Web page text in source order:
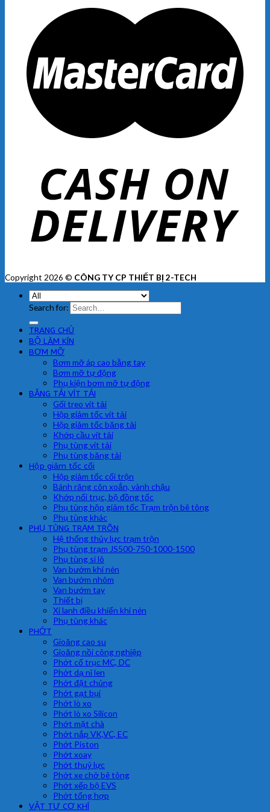
Copyright 2026 © CÔNG TY CP THIẾT BỊ 2-TECH
Search for:
TRANG CHỦ
BỘ LÀM KÍN
BƠM MỠ
Bơm mỡ áp cao bằng tay
Bơm mỡ tự động
Phụ kiện bơm mỡ tự động
BĂNG TẢI VÍT TẢI
Gối treo vít tải
Hộp giảm tốc vít tải
Hộp giảm tốc băng tải
Khớp cầu vít tải
Phụ tùng vít tải
Phụ tùng băng tải
Hộp giảm tốc cối
Hộp giảm tốc cối trộn
Bánh răng côn xoắn, vành chậu
Khớp nối trục, bộ đồng tốc
Phụ tùng hộp giảm tốc Trạm trộn bê tông
Phụ tùng khác
PHỤ TÙNG TRẠM TRÔN
Hệ thống thủy lực trạm trộn
Phụ tùng trạm JS500-750-1000-1500
Phụ tùng si lô
Van bướm khí nén
Van bướm nhôm
Van bướm tay
Thiết bị
Xi lanh điều khiển khí nén
Phụ tùng khác
PHỚT
Gioăng cao su
Gioăng nồi công nghiệp
Phớt cổ trục MC, DC
Phớt dạ nỉ len
Phớt đặt chủng
Phớt gạt bụi
Phớt lò xo
Phớt lò xo Silicon
Phớt mặt chà
Phớt nắp VK,VC, EC
Phớt Piston
Phớt xoay
Phớt thuỷ lực
Phớt xe chở bê tông
Phớt xếp bộ EVS
Phớt tổng hợp
VẬT TƯ CƠ KHÍ